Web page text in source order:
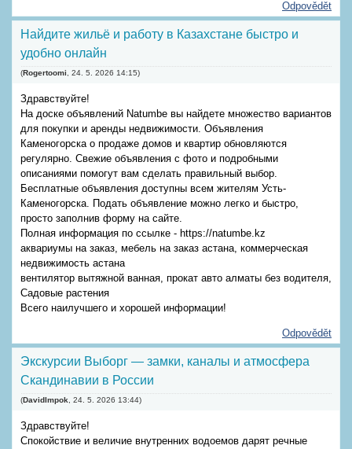
Odpovědět
Найдите жильё и работу в Казахстане быстро и
удобно онлайн
(Rogertoomi 24. 5. 2026 14:15)
Здравствуйте!
На доске объявлений Natumbe вы найдете множество вариантов
для покупки и аренды недвижимости. Объявления
Каменогорска о продаже домов и квартир обновляются
регулярно. Свежие объявления с фото и подробными
описаниями помогут вам сделать правильный выбор.
Бесплатные объявления доступны всем жителям Усть-
Каменогорска. Подать объявление можно легко и быстро,
просто заполнив форму на сайте.
Полная информация по ссылке - https://natumbe.kz
аквариумы на заказ, мебель на заказ астана, коммерческая
недвижимость астана
вентилятор вытяжной ванная, прокат авто алматы без водителя,
Садовые растения
Всего наилучшего и хорошей информации!
Odpovědět
Экскурсии Выборг — замки, каналы и атмосфера
Скандинавии в России
(DavidImpok 24. 5. 2026 13:44)
Здравствуйте!
Спокойствие и величие внутренних водоемов дарят речные